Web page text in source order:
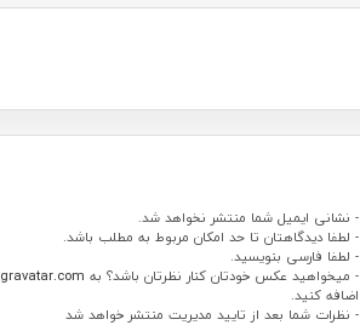
- نشانی ایمیل شما منتشر نخواهد شد.
- لطفا دیدگاهتان تا حد امکان مربوط به مطلب باشد.
- لطفا فارسی بنویسید.
- میخواهید عکس خودتان کنار نظرتان باشد؟ به gravatar.com
اضافه کنید.
- نظرات شما بعد از تایید مدیریت منتشر خواهد شد